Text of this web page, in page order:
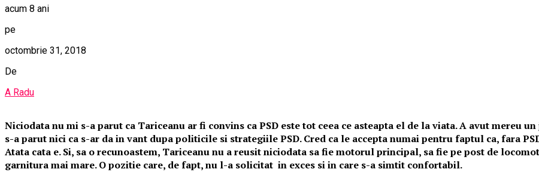
acum 8 ani
pe
octombrie 31, 2018
De
A Radu
Niciodata nu mi s-a parut ca Tariceanu ar fi convins ca PSD este tot ceea ce asteapta el de la viata. A avut mereu
s-a parut nici ca s-ar da in vant dupa politicile si strategiile PSD. Cred ca le accepta numai pentru faptul ca, fara
Atata cata e. Si, sa o recunoastem, Tariceanu nu a reusit niciodata sa fie motorul principal, sa fie pe post de
garnitura mai mare. O pozitie care, de fapt, nu l-a solicitat in exces si in care s-a simtit confortabil.